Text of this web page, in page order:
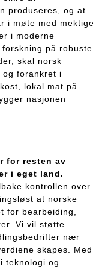
produseres, og at
i møte med mektige
i moderne
på robuste
skal norsk
forankret i
lokal mat på
nasjonen
for resten av
i eget land.
kontrollen over
at norske
for bearbeiding,
Vi vil støtte
nær
skapes. Med
teknologi og